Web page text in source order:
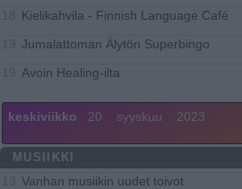
Kielikahvila - Finnish Language Café
Jumalattoman Älytön Superbingo
Avoin Healing-ilta
keskiviikko 20 syyskuu 2023
MUSIIKKI
Vanhan musiikin uudet toivot